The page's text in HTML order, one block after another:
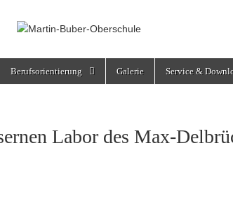
Berufsorientierung Galerie Service &
Labor des Max-